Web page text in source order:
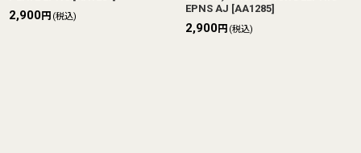
2,900円 (税込)
EPNS AJ [AA1285]
2,900円 (税込)